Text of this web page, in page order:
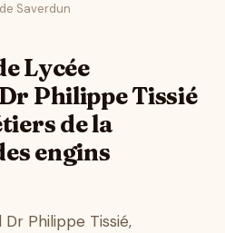
Saverdun
Lycée
Philippe Tissié
de la
engins
Philippe Tissié,